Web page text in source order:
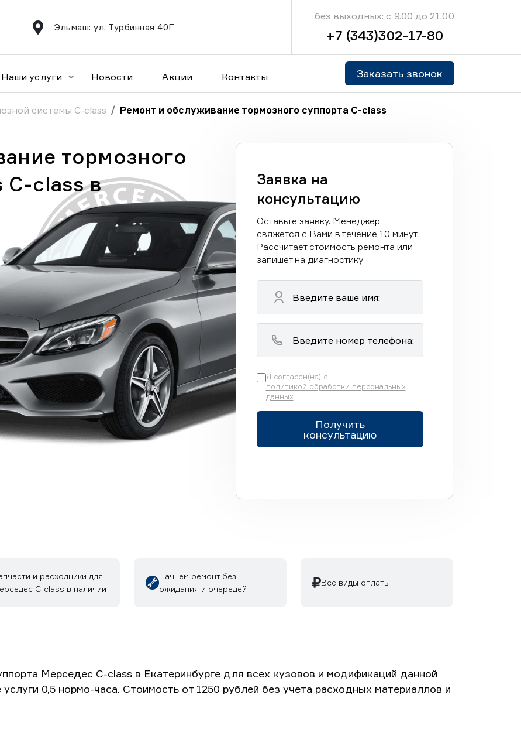
Эльмаш: ул. Турбинная 40Г
без выходных: с 9.00 до 21.00
+7 (343)302-17-80
Наши услуги Новости Акции Контакты Заказать звонок
системы C-class Ремонт и обслуживание тормозного суппорта C-class
тормозного
C-class в
Заявка на
консультацию
Оставьте заявку. Менеджер
свяжется с Вами в течение 10 минут.
Рассчитает стоимость ремонта или
запишет на диагностику
Я согласен(на) с
политикой обработки персональных
данных
Получить
консультацию
и расходники для
C-class в наличии
Начнем ремонт без
ожидания и очередей
Все виды оплаты
Мерседес C-class в Екатеринбурге для всех кузовов и модификаций данной
0,5 нормо-часа. Стоимость от 1250 рублей без учета расходных материаллов и